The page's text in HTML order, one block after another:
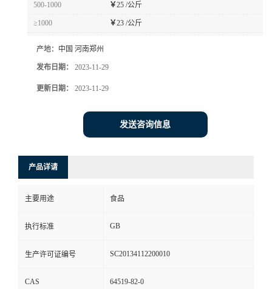
500-1000 ￥25 /公斤
≥1000 ￥23 /公斤
产地： 中国 河南郑州
发布日期： 2023-11-29
更新日期： 2023-11-29
发送咨询信息
产品详请
主要用途 食品
执行标准 GB
生产许可证编号 SC20134112200010
CAS 64519-82-0